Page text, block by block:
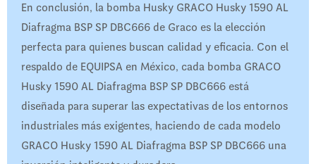
En conclusión, la bomba Husky GRACO Husky 1590 AL
Diafragma BSP SP DBC666 de Graco es la elección
perfecta para quienes buscan calidad y eficacia. Con el
respaldo de EQUIPSA en México, cada bomba GRACO
Husky 1590 AL Diafragma BSP SP DBC666 está
diseñada para superar las expectativas de los entornos
industriales más exigentes, haciendo de cada modelo
GRACO Husky 1590 AL Diafragma BSP SP DBC666 una